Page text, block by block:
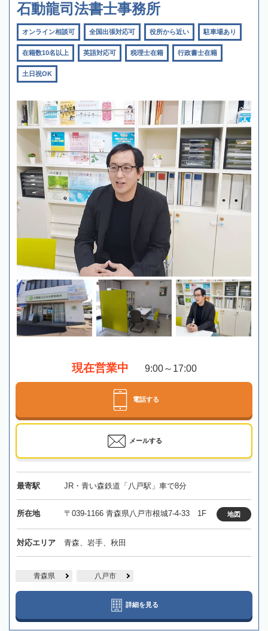
石動龍司法書士事務所
オンライン相談可 全国出張対応可 役所から近い 駐車場あり
在籍数10名以上 英語対応可 税理士在籍 行政書士在籍
土日祝OK
現在営業中 9:00～17:00
電話する
メールする
最寄駅 JR・青い森鉄道「八戸駅」車で8分
所在地 〒039-1166 青森県八戸市根城7-4-33 1F 地図
対応エリア 青森、岩手、秋田
青森県 八戸市
詳細を見る